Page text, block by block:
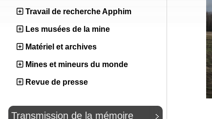
Travail de recherche Apphim
Les musées de la mine
Matériel et archives
Mines et mineurs du monde
Revue de presse
Transmission de la mémoire